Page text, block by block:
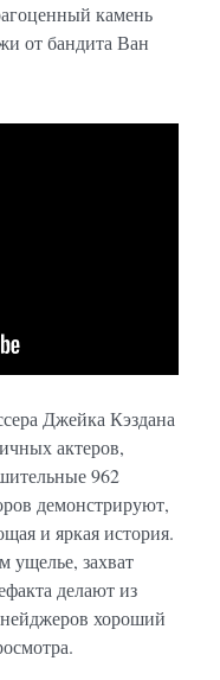
камень
от бандита Ван
Джейка Кэздана
актеров,
962
демонстрируют,
и яркая история.
ущелье, захват
делают из
хороший